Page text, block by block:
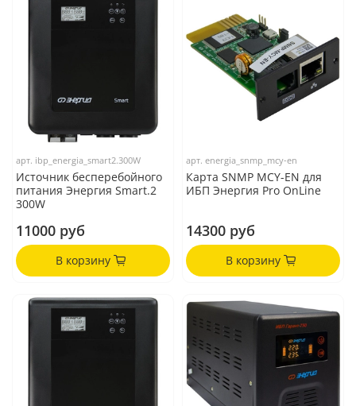
арт. ibp_energia_smart2.300W
Источник бесперебойного
питания Энергия Smart.2
300W
11000 руб
В корзину
арт.energia_snmp_mcy-en
Карта SNMP MCY-EN для
ИБП Энергия Pro OnLine
14300 руб
В корзину